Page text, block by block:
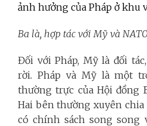
ảnh hưởng của Pháp ở khu
Ba là, hợp tác với Mỹ và
Đối với Pháp, Mỹ là đối
rời. Pháp và Mỹ là một
thường trực của Hội đồng
Hai bên thường xuyên chia
có chính sách song song